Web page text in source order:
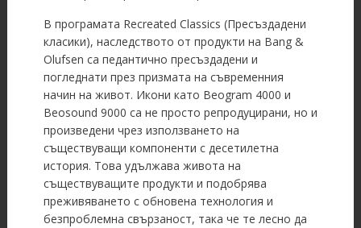
В програмата Recreated Classics (Пресъздадени
класики), наследството от продукти на Bang &
Olufsen са педантично пресъздадени и
погледнати през призмата на съвременния
начин на живот. Икони като Beogram 4000 и
Beosound 9000 са не просто репродуцирани, но и
произведени чрез използването на
съществуващи компоненти с десетилетна
история. Това удължава живота на
съществуващите продукти и подобрява
преживяването с обновена технология и
безпроблемна свързаност, така че те лесно да